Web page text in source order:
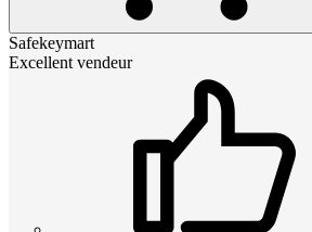
Safekeymart
Excellent vendeur